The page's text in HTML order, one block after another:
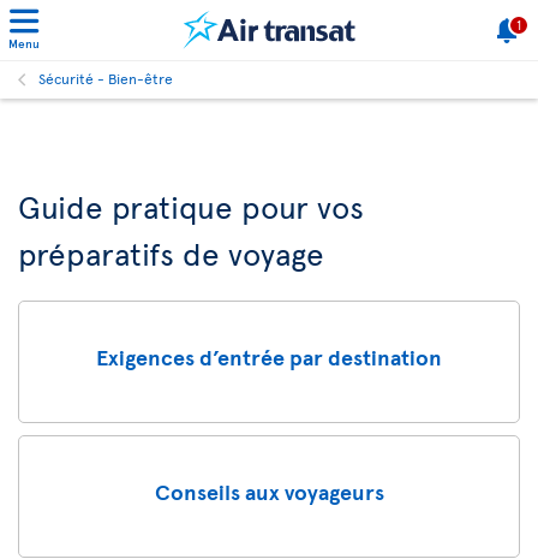
Menu
1
Sécurité - Bien-être
Guide pratique pour vos
préparatifs de voyage
Exigences d’entrée par destination
Conseils aux voyageurs